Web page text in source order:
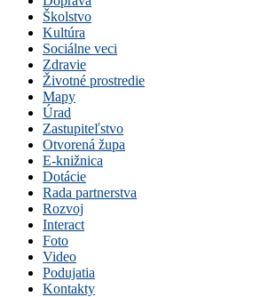
Školstvo
Kultúra
Sociálne veci
Zdravie
Životné prostredie
Mapy
Úrad
Zastupiteľstvo
Otvorená župa
E-knižnica
Dotácie
Rada partnerstva
Rozvoj
Interact
Foto
Video
Podujatia
Kontakty